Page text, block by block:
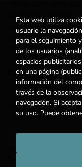
Escuelas y centros
Nuestros Servicios
Noticias
Contacto
(+34) 615 55 96
Formulario de
Esta web utiliza
usuario la
para el seguimiento
de los usuarios
espacios
en una página
información del
través de la
navegación. Si
su uso. Puede